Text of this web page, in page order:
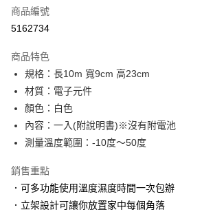
信用卡分期付款
合作金庫商業銀行
華南商業銀行
上海商業儲蓄銀行
國泰世華商業銀行
臺灣中小企業銀行
台中商業
匯豐（台灣）商業銀行
聯邦商業銀行
元大商業銀行
台新國際商業銀行
中國信託
台灣樂天信用卡公司
超商取貨付款
LINE Pay
Apple Pay
街口支付
悠遊付
AFTEE先享後付
商品編號
5162734
商品特色
規格：長10m 寬9cm 高23cm
材質：電子元件
顏色：白色
內容：一入(附說明書)※沒有附電池
測量溫度範圍：-10度～50度
銷售重點
．可多功能使用溫度濕度時間一次包辦
．立架設計可讓你放置家中每個角落